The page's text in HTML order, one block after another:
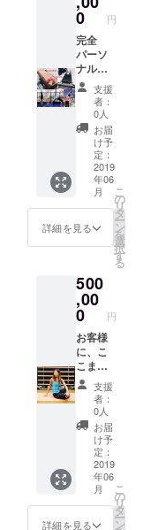
ます。
他には
ない、
SUAYだ
けのオ
リジナ
ルレッ
スンで
す。 有
効期限
あり、
期限は
初来店
日より
（オン
ライン
の方は
最初の
ン日よ
り）
２ヶ月
間可能
です。
です
が、特
別な事
情がご
ざいま
す場合
には、
期限の
延長は
応相談
とさせ
て頂き
ます。
のチ
ケット
になり
ます。
完全ご
予約制
になり
ます。
チケッ
トの期
限；２
０１９
年１２
月末以
内（事
情によ
りご来
店不可
は、応
相談）
なら）
可能で
す。 ま
た、
マッ
サージ
につい
て、
「法令
に基づ
く医
療、診
療行為
ではご
ざいま
せん。
効果に
は個人
ざいま
すこと
を予め
ご了承
くださ
い。」
有効期
限あ
り、期
限は初
来店日
より、
３ヶ月
間可能
です。
です
が、特
別な事
す。 中
国式推
拿(スイ
ナ)； 推
拿(スイ
ナ)と
は、
2000年
の歴史
を持つ
中国医
学に基
づいた
トリー
トメン
トで、
漢方、
鍼灸と
国三大
医療の
１つ。
揺ら
す、さ
する、
押す、
弾くな
ど、100
種を超
える手
技を駆
使しま
す。 ３
つの
マッ
サージ
の共通
格の値
段で
す。 終
了後に
は、希
望者に
は、こ
のスタ
ジオで
の指導
が可能
になり
ます。
また、
養成期
間中
は、無
料にて
間に練
習が可
能で
す。 レ
ンタル
ウェ
ア、バ
スタオ
ル、は
無料で
使用可
能で
す。 水
（冷
水、常
温）も
毎回
サービ
イル
マッ
サージ
推拿
（すい
な）、
パート
ナース
トレッ
チ、ス
ポーツ
整体な
ど、
マッ
サージ
の施術
メ
ニュー
いただ
くこと
も可能
です。
最低週
２回、
最大１
８０分
まで、
の枠は
保証致
しま
す。 フ
ルオー
ダーメ
イドの
パーソ
ナルト
れから
ヨガを
始めた
い初心
者の方
や、ヨ
ガ愛好
家の方
でも、
ヨガを
もっと
深く知
りたい
方へ、
インド
ヨガが
人々に
与える
身を
もって
体験で
きる良
い機会
になり
ます。
初心者
向けか
ら指導
者向け
のコー
スな
ど、実
践技
術、ヨ
ガの歴
史や解
きない
本物の
ピラ
ティス
を体験
するツ
アーで
す。 ピ
ラティ
スの経
験有無
は不問
です。
初心者
の方で
もフル
サポー
トさせ
ます。
日本国
内にも
スタジ
オは増
えまし
たが、
レベル
や内容
は全然
違いま
す。 な
かなか
日本国
内では
学べな
い、本
場のピ
0 円
完全
パーソ
ナル
レッス
ンのフ
リーパ
スチ
ケット
（有効
期限あ
り、期
限は初
来店日
より、
１年間
可能で
これが
SUAY独
自メ
ニュー
です。
ヨガ、
ピラ
ティ
ス、ハ
ンモッ
クヨ
ガ、体
幹ト
レーニ
ング、
美尻ト
レーニ
ング、
支援
者：
0人
お届
け予
定：
2019
年06
月
詳細を見る
こ
の
リ
タ
ー
ン
を
選
択
す
る
500
,00
0 円
お客様
に、こ
こまで
丁寧に
わかり
やすく
教えて
くれる
教室は
なかっ
たと
言って
頂けま
す。 こ
支援
者：
0人
お届
け予
定：
2019
年06
月
詳細を見る
こ
の
リ
タ
ー
ン